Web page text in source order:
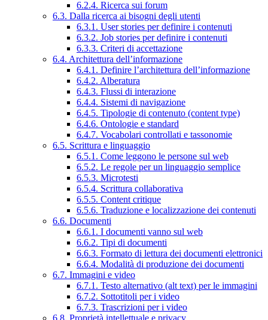
6.2.4. Ricerca sui forum
6.3. Dalla ricerca ai bisogni degli utenti
6.3.1. User stories per definire i contenuti
6.3.2. Job stories per definire i contenuti
6.3.3. Criteri di accettazione
6.4. Architettura dell’informazione
6.4.1. Definire l’architettura dell’informazione
6.4.2. Alberatura
6.4.3. Flussi di interazione
6.4.4. Sistemi di navigazione
6.4.5. Tipologie di contenuto (content type)
6.4.6. Ontologie e standard
6.4.7. Vocabolari controllati e tassonomie
6.5. Scrittura e linguaggio
6.5.1. Come leggono le persone sul web
6.5.2. Le regole per un linguaggio semplice
6.5.3. Microtesti
6.5.4. Scrittura collaborativa
6.5.5. Content critique
6.5.6. Traduzione e localizzazione dei contenuti
6.6. Documenti
6.6.1. I documenti vanno sul web
6.6.2. Tipi di documenti
6.6.3. Formato di lettura dei documenti elettronici
6.6.4. Modalità di produzione dei documenti
6.7. Immagini e video
6.7.1. Testo alternativo (alt text) per le immagini
6.7.2. Sottotitoli per i video
6.7.3. Trascrizioni per i video
6.8. Proprietà intellettuale e privacy